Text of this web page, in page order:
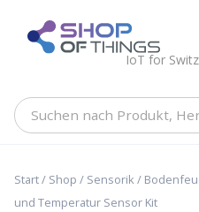
content
IoT for
Suchen
Hersteller,
Start/ Shop / Sensorik /
und Temperatur Sensor Kit